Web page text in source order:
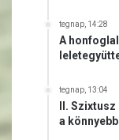
tegnap, 14:28
A
tegnap, 13:04
II.
a